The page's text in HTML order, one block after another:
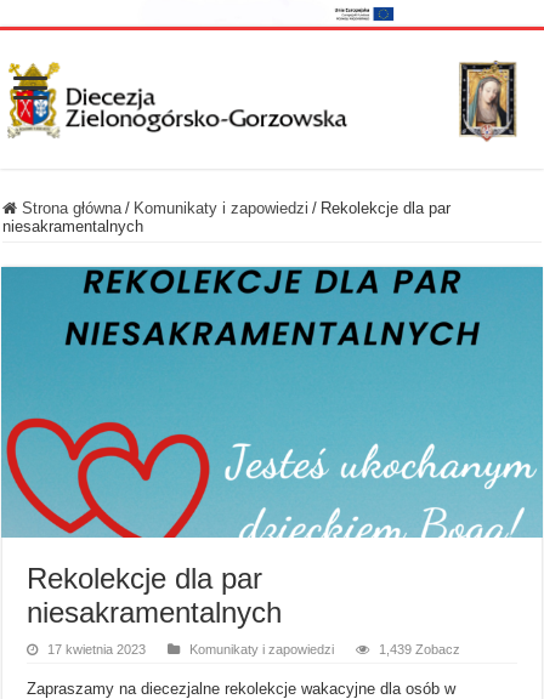
Strona główna / Komunikaty i zapowiedzi / Rekolekcje dla par
niesakramentalnych
Rekolekcje dla par
niesakramentalnych
17 kwietnia 2023 Komunikaty i zapowiedzi 1,439 Zobacz
Zapraszamy na diecezjalne rekolekcje wakacyjne dla osób w